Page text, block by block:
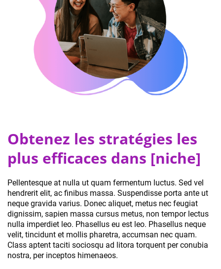
Obtenez les stratégies les
plus efficaces dans [niche]
Pellentesque at nulla ut quam fermentum luctus. Sed vel
hendrerit elit, ac finibus massa. Suspendisse porta ante ut
neque gravida varius. Donec aliquet, metus nec feugiat
dignissim, sapien massa cursus metus, non tempor lectus
nulla imperdiet leo. Phasellus eu est leo. Phasellus neque
velit, tincidunt et mollis pharetra, accumsan nec quam.
Class aptent taciti sociosqu ad litora torquent per conubia
nostra, per inceptos himenaeos.